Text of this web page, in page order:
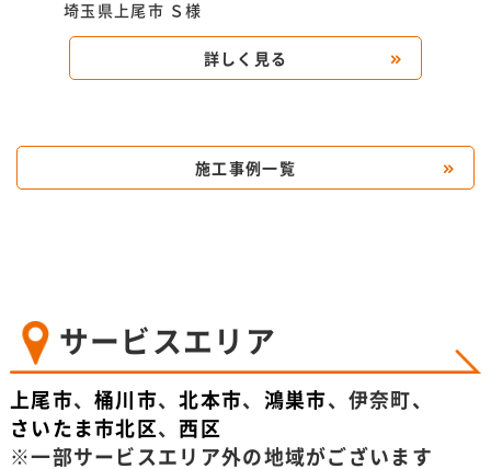
埼玉県上尾市 Ｓ様
詳しく見る
施工事例一覧
サービスエリア
上尾市、桶川市、北本市、 鴻巣市、伊奈町、
さいたま市北区、 西区
※一部サービスエリア外の地域がございます